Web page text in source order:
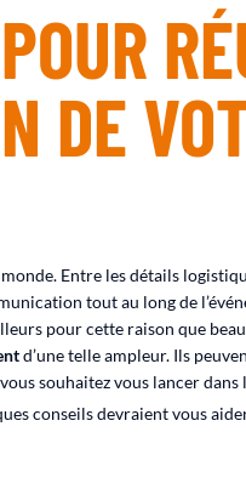
DE
monde. Entre les détails
tout au long de
pour cette raison que
d’une telle ampleur. Ils
souhaitez vous lancer dans
conseils devraient vous